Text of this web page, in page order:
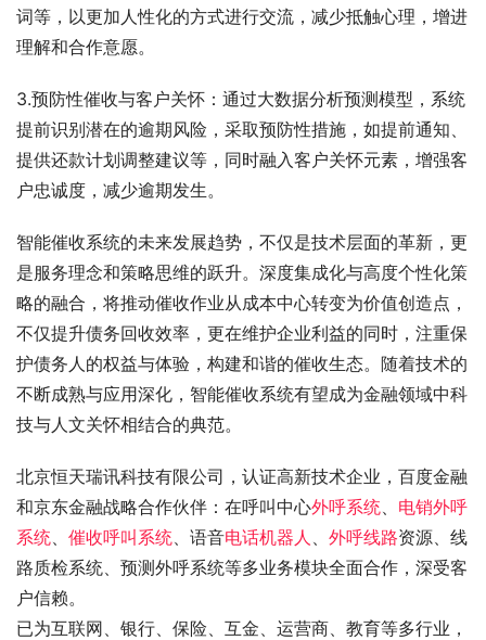
词等，以更加人性化的方式进行交流，减少抵触心理，增进
理解和合作意愿。
3.预防性催收与客户关怀：通过大数据分析预测模型，系统
提前识别潜在的逾期风险，采取预防性措施，如提前通知、
提供还款计划调整建议等，同时融入客户关怀元素，增强客
户忠诚度，减少逾期发生。
智能催收系统的未来发展趋势，不仅是技术层面的革新，更
是服务理念和策略思维的跃升。深度集成化与高度个性化策
略的融合，将推动催收作业从成本中心转变为价值创造点，
不仅提升债务回收效率，更在维护企业利益的同时，注重保
护债务人的权益与体验，构建和谐的催收生态。随着技术的
不断成熟与应用深化，智能催收系统有望成为金融领域中科
技与人文关怀相结合的典范。
北京恒天瑞讯科技有限公司，认证高新技术企业，百度金融
和京东金融战略合作伙伴：在呼叫中心外呼系统、 电销外呼
系统、 催收呼叫系统、语音电话机器人 、 外呼线路资源、线
路质检系统、预测外呼系统等多业务模块全面合作，深受客
户信赖。
已为互联网、银行、保险、互金、运营商、教育等多行业，